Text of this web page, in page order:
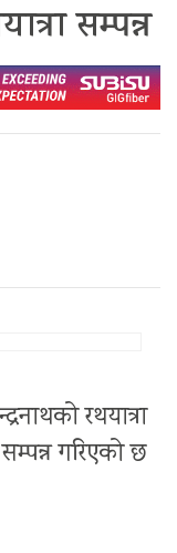
सम्पन्न
रथयात्रा
गरिएको छ